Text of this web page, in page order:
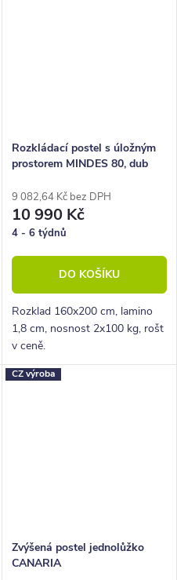
Rozkládací postel s úložným
prostorem MINDES 80, dub
9 082,64 Kč bez DPH
10 990 Kč
4 - 6 týdnů
DO KOŠÍKU
Rozklad 160x200 cm, lamino
1,8 cm, nosnost 2x100 kg, rošt
v ceně.
CZ výroba
Zvýšená postel jednolůžko
CANARIA